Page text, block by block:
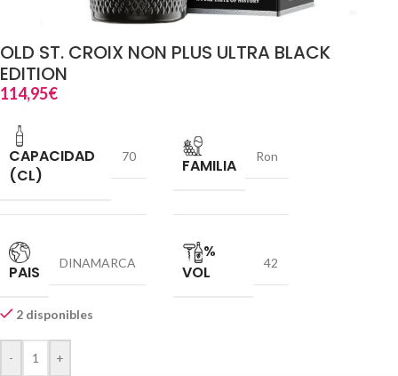
OLD ST. CROIX NON PLUS ULTRA BLACK
EDITION
114,95€
CAPACIDAD
(CL)
70 FAMILIA Ron
PAIS DINAMARCA
%
VOL
42
2 disponibles
- +